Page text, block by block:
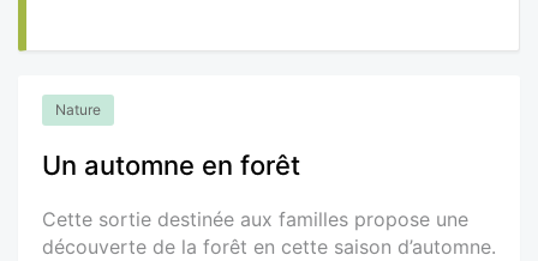
Nature
Un automne en forêt
Cette sortie destinée aux familles propose une
découverte de la forêt en cette saison d’automne.